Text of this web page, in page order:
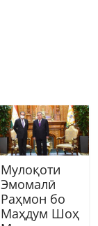
Мулоқоти
Эмомалӣ
Раҳмон бо
Маҳдум Шоҳ